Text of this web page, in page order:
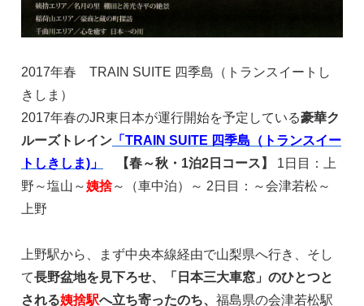
2017年春 TRAIN SUITE 四季島（トランスイートし
きしま）
2017年春のJR東日本が運行開始を予定している豪華ク
ルーズトレイン 「TRAIN SUITE 四季島（トランスイー
トしきしま)」
【春～秋・1泊2日コース】
1日目：上
野～塩山～姨捨～（車中泊）～ 2日目：～会津若松～
上野
上野駅から、まず中央本線経由で山梨県へ行き、そし
て長野盆地を見下ろせ、「日本三大車窓」のひとつと
される姨捨駅へ立ち寄ったのち、 福島県の会津若松駅